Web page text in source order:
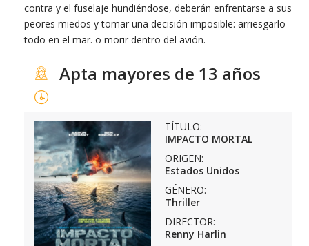
contra y el fuselaje hundiéndose, deberán enfrentarse a sus
peores miedos y tomar una decisión imposible: arriesgarlo
todo en el mar. o morir dentro del avión.
Apta mayores de 13 años
TÍTULO:
IMPACTO MORTAL
ORIGEN:
Estados Unidos
GÉNERO:
Thriller
DIRECTOR:
Renny Harlin